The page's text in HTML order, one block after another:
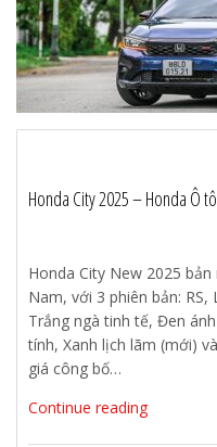
Honda City 2025 – Honda Ô
Honda City New 2025
Nam, với 3 phiên bản: RS,
Trắng ngà tinh tế, Đen
tính, Xanh lịch lãm (mới)
giá công bố…
Continue reading